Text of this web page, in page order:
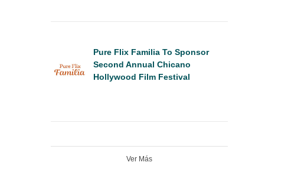
Pure Flix Familia To Sponsor
Second Annual Chicano
Hollywood Film Festival
Ver Más